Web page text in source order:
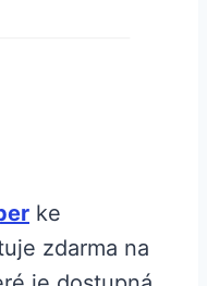
ke
zdarma na